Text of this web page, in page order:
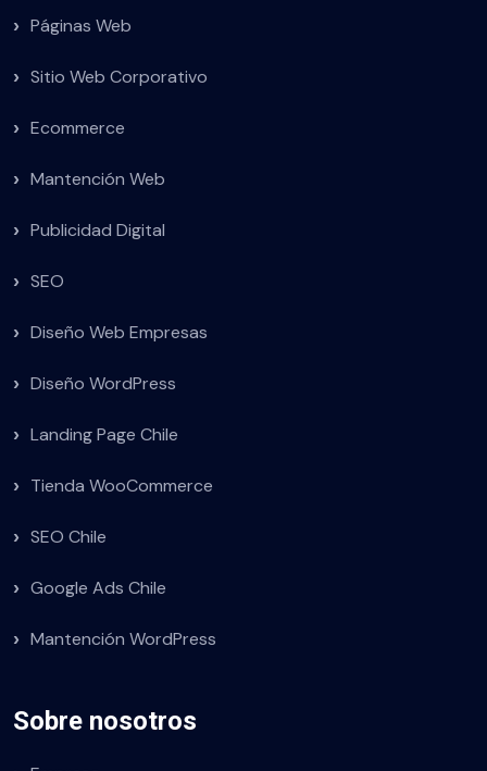
Páginas Web
Sitio Web Corporativo
Ecommerce
Mantención Web
Publicidad Digital
SEO
Diseño Web Empresas
Diseño WordPress
Landing Page Chile
Tienda WooCommerce
SEO Chile
Google Ads Chile
Mantención WordPress
Sobre nosotros